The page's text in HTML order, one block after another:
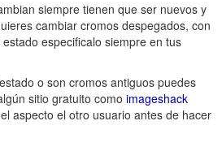
siempre tienen que ser nuevos y
cambiar cromos despegados, con
especificalo siempre en tus
o son cromos antiguos puedes
sitio gratuito como imageshack
aspecto el otro usuario antes de hacer